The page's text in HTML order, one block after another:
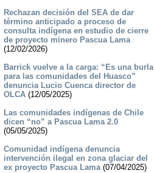
Rechazan decisión del SEA de dar
término anticipado a proceso de
consulta indígena en estudio de cierre
de proyecto minero Pascua Lama
(12/02/2026)
Barrick vuelve a la carga: “Es una burla
para las comunidades del Huasco”
denuncia Lucio Cuenca director de
OLCA(12/05/2025)
Las comunidades indígenas de Chile
dicen “no” a Pascua Lama 2.0
(05/05/2025)
Comunidad indígena denuncia
intervención ilegal en zona glaciar del
ex proyecto Pascua Lama(07/04/2025)